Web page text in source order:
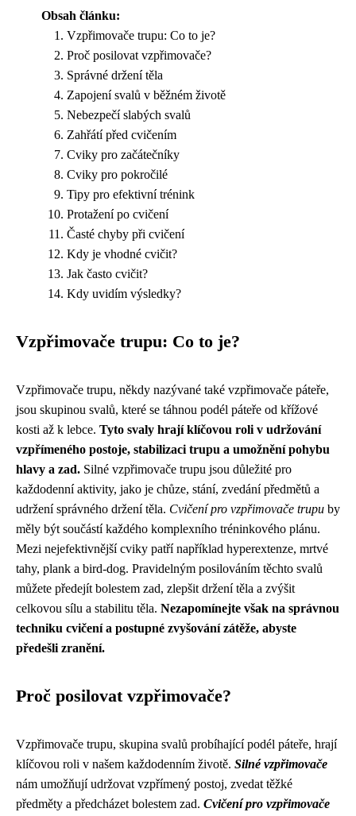
Obsah článku:
Vzpřimovače trupu: Co to je?
Proč posilovat vzpřimovače?
Správné držení těla
Zapojení svalů v běžném životě
Nebezpečí slabých svalů
Zahřátí před cvičením
Cviky pro začátečníky
Cviky pro pokročilé
Tipy pro efektivní trénink
Protažení po cvičení
Časté chyby při cvičení
Kdy je vhodné cvičit?
Jak často cvičit?
Kdy uvidím výsledky?
Vzpřimovače trupu: Co to je?
Vzpřimovače trupu, někdy nazývané také vzpřimovače páteře,
jsou skupinou svalů, které se táhnou podél páteře od křížové
kosti až k lebce. Tyto svaly hrají klíčovou roli v udržování
vzpřímeného postoje, stabilizaci trupu a umožnění pohybu
hlavy a zad. Silné vzpřimovače trupu jsou důležité pro
každodenní aktivity, jako je chůze, stání, zvedání předmětů a
udržení správného držení těla. Cvičení pro vzpřimovače trupu by
měly být součástí každého komplexního tréninkového plánu.
Mezi nejefektivnější cviky patří například hyperextenze, mrtvé
tahy, plank a bird-dog. Pravidelným posilováním těchto svalů
můžete předejít bolestem zad, zlepšit držení těla a zvýšit
celkovou sílu a stabilitu těla. Nezapomínejte však na správnou
techniku cvičení a postupné zvyšování zátěže, abyste
předešli zranění.
Proč posilovat vzpřimovače?
Vzpřimovače trupu, skupina svalů probíhající podél páteře, hrají
klíčovou roli v našem každodenním životě. Silné vzpřimovače
nám umožňují udržovat vzpřímený postoj, zvedat těžké
předměty a předcházet bolestem zad. Cvičení pro vzpřimovače